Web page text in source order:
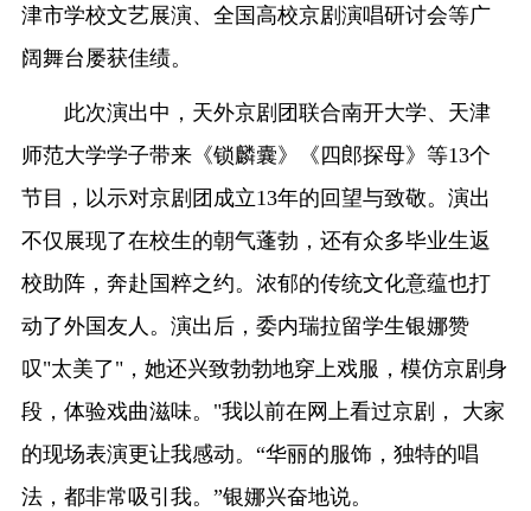
津市学校文艺展演、全国高校京剧演唱研讨会等广
阔舞台屡获佳绩。
此次演出中，天外京剧团联合南开大学、天津
师范大学学子带来《锁麟囊》《四郎探母》等13个
节目，以示对京剧团成立13年的回望与致敬。演出
不仅展现了在校生的朝气蓬勃，还有众多毕业生返
校助阵，奔赴国粹之约。浓郁的传统文化意蕴也打
动了外国友人。演出后，委内瑞拉留学生银娜赞
叹"太美了"，她还兴致勃勃地穿上戏服，模仿京剧身
段，体验戏曲滋味。"我以前在网上看过京剧， 大家
的现场表演更让我感动。“华丽的服饰，独特的唱
法，都非常吸引我。”银娜兴奋地说。